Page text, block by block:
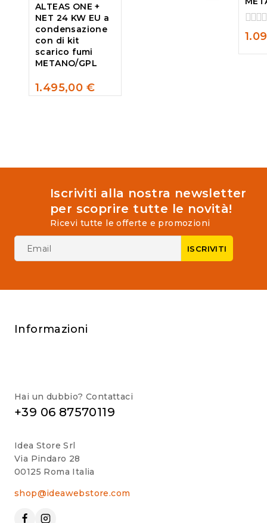
ALTEAS ONE +
NET 24 KW EU a
condensazione
con di kit
scarico fumi
METANO/GPL
0
1.495,00 €
0
out
of
Iscriviti alla nostra newsletter
per scoprire tutte le novità!
Ricevi tutte le offerte e promozioni
Informazioni
Hai un dubbio? Contattaci
+39 06 87570119
Idea Store Srl
Via Pindaro 28
00125 Roma Italia
shop@ideawebstore.com